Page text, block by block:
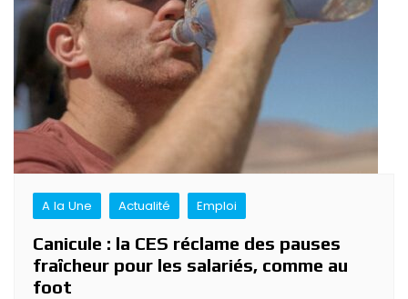
A la Une Actualité Emploi
Canicule : la CES réclame des pauses
fraîcheur pour les salariés, comme au
foot